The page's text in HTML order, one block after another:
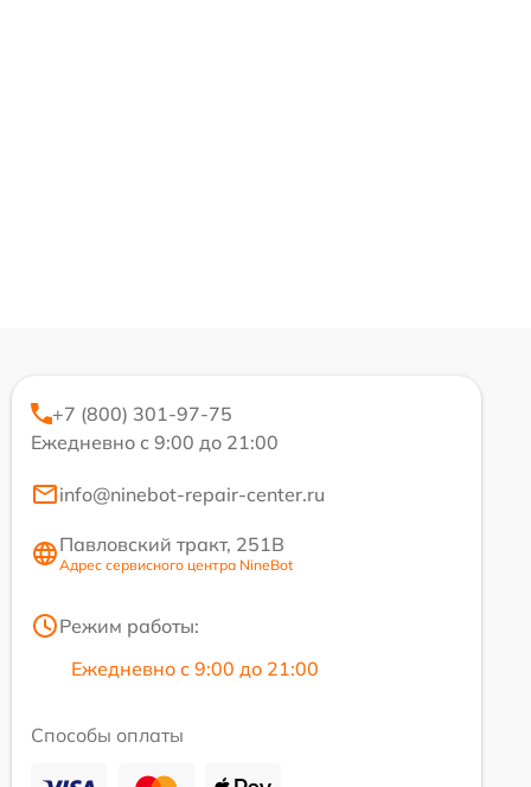
+7 (800) 301-97-75
Ежедневно с 9:00 до 21:00
info@ninebot-repair-center.ru
Павловский тракт, 251В
Адрес сервисного центра NineBot
Режим работы:
Ежедневно с 9:00 до 21:00
Способы оплаты